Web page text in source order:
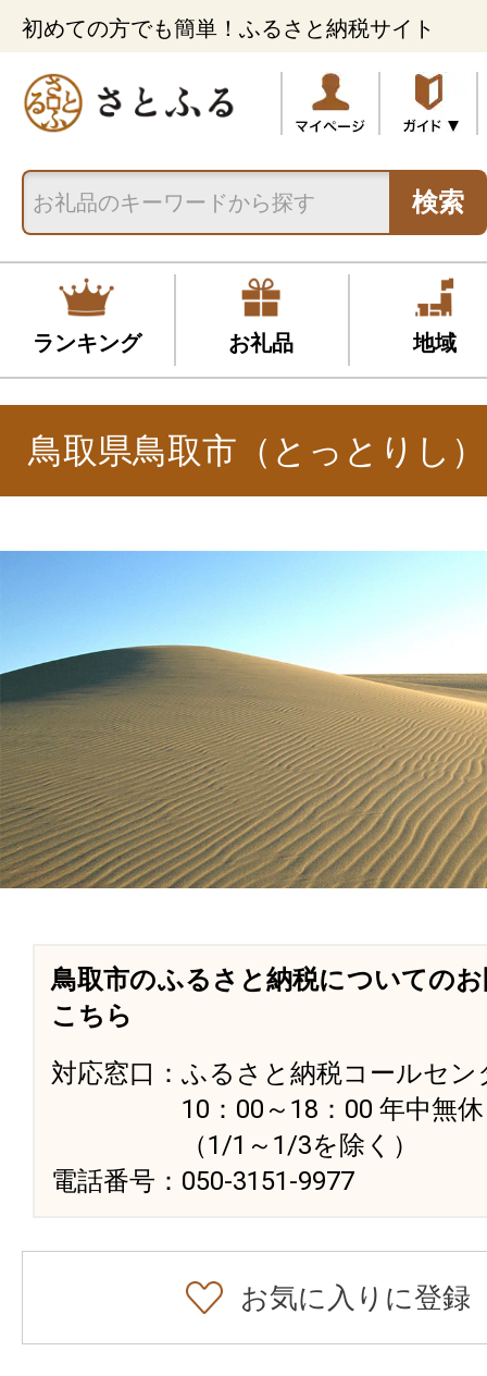
初めての方でも簡単！ふるさと納税サイト
検索
ランキング お礼品 地域
鳥取県鳥取市（とっとりし）
鳥取市のふるさと納税についての
こちら
対応窓口：ふるさと納税コールセン
10：00～18：00 年中無休
（1/1～1/3を除く）
電話番号：050-3151-9977
お気に入りに登録